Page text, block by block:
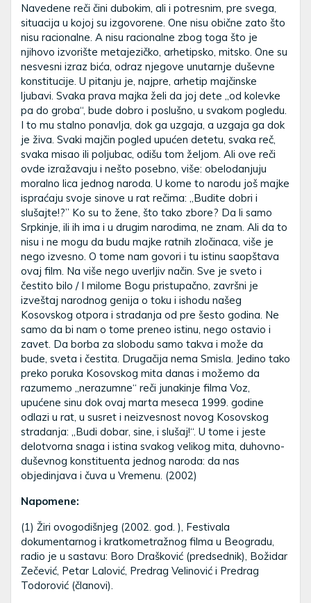
Navedene reči čini dubokim, ali i potresnim, pre svega,
situacija u kojoj su izgovorene. One nisu obične zato što
nisu racionalne. A nisu racionalne zbog toga što je
njihovo izvorište metajezičko, arhetipsko, mitsko. One su
nesvesni izraz bića, odraz njegove unutarnje duševne
konstitucije. U pitanju je, najpre, arhetip majčinske
ljubavi. Svaka prava majka želi da joj dete „od kolevke
pa do groba“, bude dobro i poslušno, u svakom pogledu.
I to mu stalno ponavlja, dok ga uzgaja, a uzgaja ga dok
je živa. Svaki majčin pogled upućen detetu, svaka reč,
svaka misao ili poljubac, odišu tom željom. Ali ove reči
ovde izražavaju i nešto posebno, više: obelodanjuju
moralno lica jednog naroda. U kome to narodu još majke
ispraćaju svoje sinove u rat rečima: „Budite dobri i
slušajte!?” Ko su to žene, što tako zbore? Da li samo
Srpkinje, ili ih ima i u drugim narodima, ne znam. Ali da to
nisu i ne mogu da budu majke ratnih zločinaca, više je
nego izvesno. O tome nam govori i tu istinu saopštava
ovaj film. Na više nego uverljiv način. Sve je sveto i
čestito bilo / I milome Bogu pristupačno, završni je
izveštaj narodnog genija o toku i ishodu našeg
Kosovskog otpora i stradanja od pre šesto godina. Ne
samo da bi nam o tome preneo istinu, nego ostavio i
zavet. Da borba za slobodu samo takva i može da
bude, sveta i čestita. Drugačija nema Smisla. Jedino tako
preko poruka Kosovskog mita danas i možemo da
razumemo „nerazumne“ reči junakinje filma Voz,
upućene sinu dok ovaj marta meseca 1999. godine
odlazi u rat, u susret i neizvesnost novog Kosovskog
stradanja: „Budi dobar, sine, i slušaj!“. U tome i jeste
delotvorna snaga i istina svakog velikog mita, duhovno-
duševnog konstituenta jednog naroda: da nas
objedinjava i čuva u Vremenu. (2002)
Napomene:
(1) Žiri ovogodišnjeg (2002. god. ), Festivala
dokumentarnog i kratkometražnog filma u Beogradu,
radio je u sastavu: Boro Drašković (predsednik), Božidar
Zečević, Petar Lalović, Predrag Velinović i Predrag
Todorović (članovi).